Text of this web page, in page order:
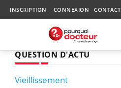
INSCRIPTION CONNEXION CONTACT
QUESTION D'ACTU
Vieillissement